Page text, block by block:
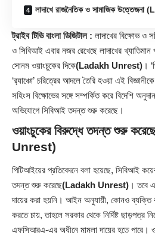
লাদাখে রাজনৈতিক ও সামাজিক
ট্রাইব টিভি বাংলা ডিজিটাল : লাদাখের বিক্ষোভ ও
ও সিবিআই এবার নজর রেখেছে লাদাখের খ্যাতিমান
সোনম ওয়াংচুকের দিকে(Ladakh Unrest) ।
‘র‌্যাঞ্চো’ চরিত্রের আদলে তৈরি হওয়া এই
সহিংস বিক্ষোভের সঙ্গে সম্পর্কিত করে বিদেশি
অভিযোগে সিবিআই তদন্ত শুরু করেছে।
ওয়াংচুকের বিরুদ্ধে তদন্ত শুরু
Unrest)
পিটিআইয়ের প্রতিবেদনে বলা হয়েছে, সিবিআই
তদন্ত শুরু করেছে(Ladakh Unrest) । তবে
দায়ের করা হয়নি। আইন অনুযায়ী, কোনও ব্যক্তি
করতে চায়, তাহলে সরকার থেকে নির্দিষ্ট ছাড়পত্র
এফসিআরএ-এর অধীনে মামলা দায়ের হতে পারে।